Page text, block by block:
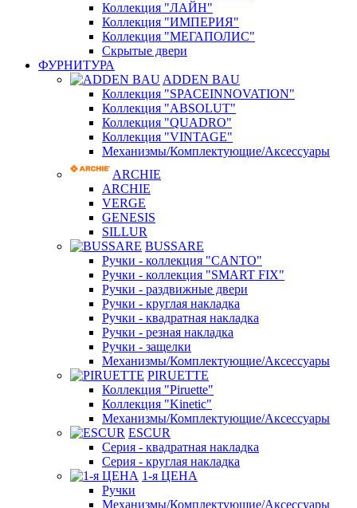
Коллекция "ЛАЙН"
Коллекция "ИМПЕРИЯ"
Коллекция "МЕГАПОЛИС"
Скрытые двери
ФУРНИТУРА
ADDEN BAU
Коллекция "SPACEINNOVATION"
Коллекция "ABSOLUT"
Коллекция "QUADRO"
Коллекция "VINTAGE"
Механизмы/Комплектующие/Аксессуары
ARCHIE
ARCHIE
VERGE
GENESIS
SILLUR
BUSSARE
Ручки - коллекция "CANTO"
Ручки - коллекция "SMART FIX"
Ручки - раздвижные двери
Ручки - круглая накладка
Ручки - квадратная накладка
Ручки - резная накладка
Ручки - защелки
Механизмы/Комплектующие/Аксессуары
PIRUETTE
Коллекция "Piruette"
Коллекция "Kinetic"
Механизмы/Комплектующие/Аксессуары
ESCUR
Серия - квадратная накладка
Серия - круглая накладка
1-я ЦЕНА
Ручки
Механизмы/Комплектующие/Аксессуары